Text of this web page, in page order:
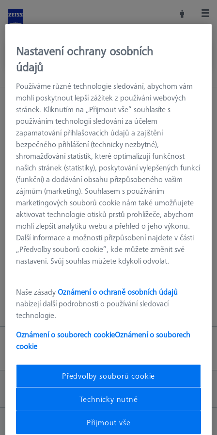
Stránka nebyla nalezena.
404 - naskenovali jsme všechno!
Tato chyba může být způsobena různými příčinami, například
tím, že stránka již na našem serveru neexistuje, nebo chybou v
Zpět na hlavní stránku
INFORMACE
Nastavení ochrany osobních
údajů
Používáme různé technologie sledování, abychom vám
mohli poskytnout lepší zážitek z používání webových
stránek. Kliknutím na „Přijmout vše“ souhlasíte s
používáním technologií sledování za účelem
zapamatování přihlašovacích údajů a zajištění
bezpečného přihlášení (technicky nezbytné),
shromažďování statistik, které optimalizují funkčnost
našich stránek (statistiky), poskytování vylepšených funkcí
(funkční) a dodávání obsahu přizpůsobeného vašim
zájmům (marketing). Souhlasem s používáním
marketingových souborů cookie nám také umožňujete
aktivovat technologie otisků prstů prohlížeče, abychom
mohli zlepšit analytiku webu a přehled o jeho výkonu.
Další informace a možnosti přizpůsobení najdete v části
„Předvolby souborů cookie“, kde můžete změnit své
nastavení. Svůj souhlas můžete kdykoli odvolat.
Naše zásadyOznámení o ochraně osobních údajů
nabízejí další podrobnosti o používání sledovací
technologie.
Oznámení o souborech cookieOznámení o souborech
cookie
Předvolby souborů cookie
Technicky nutné
Přijmout vše